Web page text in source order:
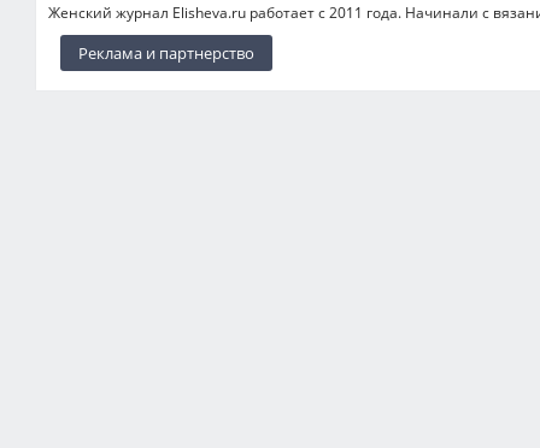
Женский журнал Elisheva.ru работает с 2011 года. Начинали с
Реклама и партнерство